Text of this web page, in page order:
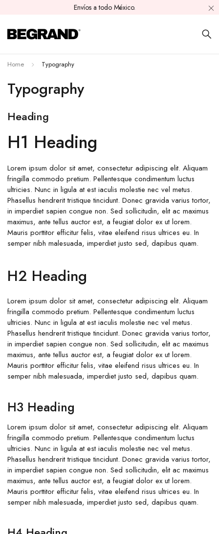
Envíos a todo México.
Typography
Home Typography
Heading
H1 Heading
Lorem ipsum dolor sit amet, consectetur adipiscing elit. Aliquam
fringilla commodo pretium. Pellentesque condimentum luctus
ultricies. Nunc in ligula at est iaculis molestie nec vel metus.
Phasellus hendrerit tristique tincidunt. Donec gravida varius tortor,
in imperdiet sapien congue non. Sed sollicitudin, elit ac maximus
maximus, ante tellus auctor est, a feugiat dolor ex ut lorem.
Mauris porttitor efficitur felis, vitae eleifend risus ultrices eu. In
semper nibh malesuada, imperdiet justo sed, dapibus quam.
H2 Heading
Lorem ipsum dolor sit amet, consectetur adipiscing elit. Aliquam
fringilla commodo pretium. Pellentesque condimentum luctus
ultricies. Nunc in ligula at est iaculis molestie nec vel metus.
Phasellus hendrerit tristique tincidunt. Donec gravida varius tortor,
in imperdiet sapien congue non. Sed sollicitudin, elit ac maximus
maximus, ante tellus auctor est, a feugiat dolor ex ut lorem.
Mauris porttitor efficitur felis, vitae eleifend risus ultrices eu. In
semper nibh malesuada, imperdiet justo sed, dapibus quam.
H3 Heading
Lorem ipsum dolor sit amet, consectetur adipiscing elit. Aliquam
fringilla commodo pretium. Pellentesque condimentum luctus
ultricies. Nunc in ligula at est iaculis molestie nec vel metus.
Phasellus hendrerit tristique tincidunt. Donec gravida varius tortor,
in imperdiet sapien congue non. Sed sollicitudin, elit ac maximus
maximus, ante tellus auctor est, a feugiat dolor ex ut lorem.
Mauris porttitor efficitur felis, vitae eleifend risus ultrices eu. In
semper nibh malesuada, imperdiet justo sed, dapibus quam.